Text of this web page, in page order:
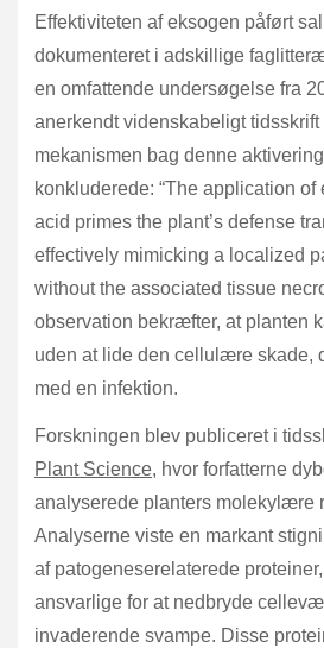
Effektiviteten af eksogen påført
dokumenteret i adskillige
en omfattende undersøgelse fra
anerkendt videnskabeligt
mekanismen bag denne
konkluderede: “The application
acid primes the plant’s defense
effectively mimicking a localized
without the associated tissue
observation bekræfter, at planten
uden at lide den cellulære skade,
med en infektion.
Forskningen blev publiceret i
Plant Science, hvor forfatterne
analyserede planters molekylære
Analyserne viste en markant
af patogeneserelaterede
ansvarlige for at nedbryde
invaderende svampe. Disse